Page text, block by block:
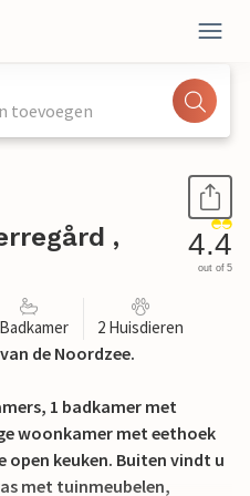
toevoegen
,
4.4
out of 5
2 Huisdieren
de Noordzee.
1 badkamer met
woonkamer met eethoek
open keuken. Buiten vindt u
met tuinmeubelen,